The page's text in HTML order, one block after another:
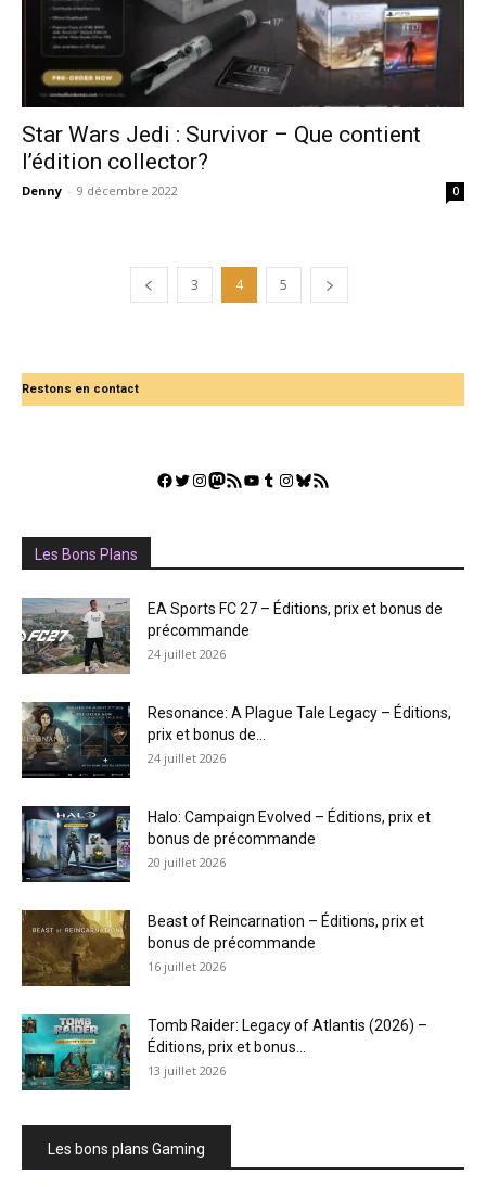
Star Wars Jedi : Survivor – Que contient
l’édition collector?
Denny - 9 décembre 2022 0
3 4 5
Restons en contact
Facebook
Twitter
Instagram
Mastodon
Flux RSSYouTube
Tumblr
Instagram
Bluesky
GestGame
Les Bons Plans
EA Sports FC 27 – Éditions, prix et bonus de
précommande
24 juillet 2026
Resonance: A Plague Tale Legacy – Éditions,
prix et bonus de...
24 juillet 2026
Halo: Campaign Evolved – Éditions, prix et
bonus de précommande
20 juillet 2026
Beast of Reincarnation – Éditions, prix et
bonus de précommande
16 juillet 2026
Tomb Raider: Legacy of Atlantis (2026) –
Éditions, prix et bonus...
13 juillet 2026
Les bons plans Gaming